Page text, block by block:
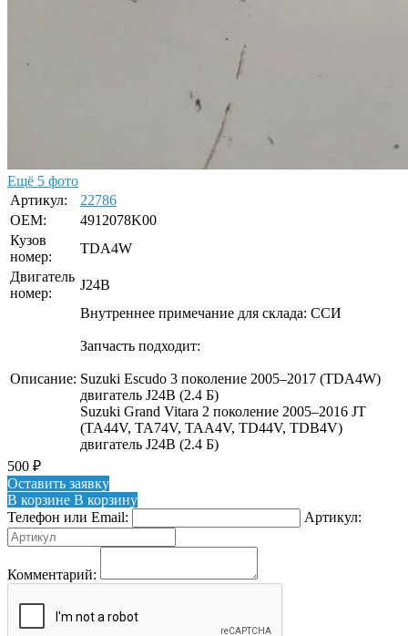
Ещё 5 фото
Артикул:
22786
OEM:
4912078K00
Кузов
номер:
TDA4W
Двигатель
номер:
J24B
Описание:
Внутреннее примечание для склада: ССИ
Запчасть подходит:
Suzuki Escudo 3 поколение 2005–2017 (TDA4W)
двигатель J24B (2.4 Б)
Suzuki Grand Vitara 2 поколение 2005–2016 JT
(TA44V, TA74V, TAA4V, TD44V, TDB4V)
двигатель J24B (2.4 Б)
500 ₽
Оставить заявку
В корзине В корзину
Телефон или Email:
Артикул:
Комментарий: